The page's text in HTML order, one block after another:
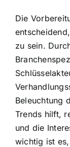
Die
zu sein.
Beleuchtung
Trends hilft,
und die
wichtig ist